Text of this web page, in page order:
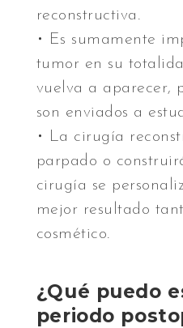
reconstructiva.
• Es sumamente
tumor en su
vuelva a aparecer,
son enviados a
• La cirugía
parpado o
cirugía se
mejor resultado
cosmético.
¿Qué puedo
periodo